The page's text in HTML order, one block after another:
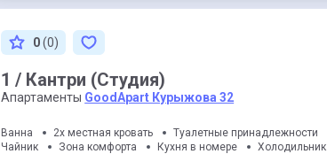
0(0)
1 / Кантри (Студия)
Апартаменты GoodApart Курыжова 32
Ванна 2х местная кровать Туалетные принадлежности
Чайник
Зона комфорта Кухня в номере Холодильник